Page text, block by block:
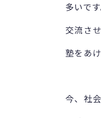
多いです
交流さ
塾をあ
今、社